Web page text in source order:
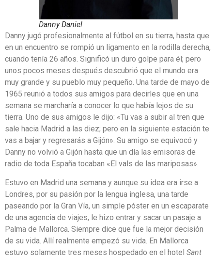
Danny Daniel
Danny jugó profesionalmente al fútbol en su tierra, hasta que
en un encuentro se rompió un ligamento en la rodilla derecha,
cuando tenía 26 años. Significó un duro golpe para él; pero
unos pocos meses después descubrió que el mundo era
muy grande y su pueblo muy pequeño. Una tarde de mayo de
1965 reunió a todos sus amigos para decirles que en una
semana se marcharía a conocer lo que había lejos de su
tierra. Uno de sus amigos le dijo: «Tu vas a subir al tren que
sale hacia Madrid a las diez; pero en la siguiente estación te
vas a bajar y regresarás a Gijón». Su amigo se equivocó y
Danny no volvió a Gijón hasta que un día las emisoras de
radio de toda España tocaban «El vals de las mariposas».
Estuvo en Madrid una semana y aunque su idea era irse a
Londres, por su pasión por la lengua inglesa, una tarde
paseando por la Gran Vía, un simple póster en un escaparate
de una agencia de viajes, le hizo entrar y sacar un pasaje a
Palma de Mallorca. Siempre dice que fue la mejor decisión
de su vida. Allí realmente empezó su vida. En Mallorca
estuvo solamente tres meses hospedado en el hotel Sant